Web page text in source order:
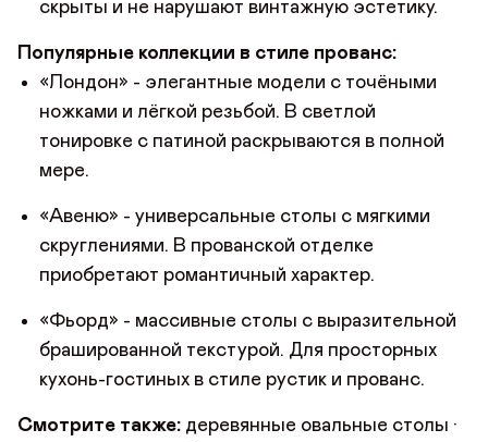
скрыты и не нарушают винтажную эстетику.
Популярные коллекции в стиле прованс:
«Лондон» - элегантные модели с точёными
ножками и лёгкой резьбой. В светлой
тонировке с патиной раскрываются в полной
мере.
«Авеню» - универсальные столы с мягкими
скруглениями. В прованской отделке
приобретают романтичный характер.
«Фьорд» - массивные столы с выразительной
брашированной текстурой. Для просторных
кухонь-гостиных в стиле рустик и прованс.
Смотрите также: деревянные овальные столы ·